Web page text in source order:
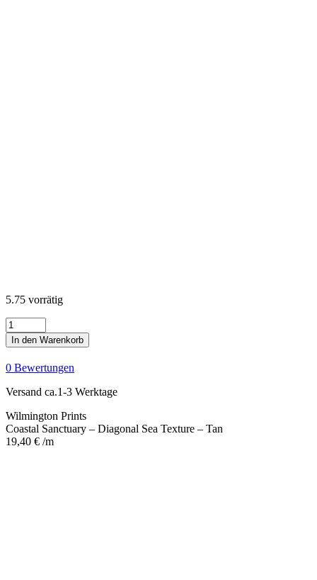
5.75 vorrätig
Coastal
Sanctuary
-
Diagonal
Sea
Texture
Tan
Menge
In den Warenkorb
0 Bewertungen
Versand ca.1-3 Werktage
Wilmington Prints
Coastal Sanctuary – Diagonal Sea Texture – Tan
19,40 € /m